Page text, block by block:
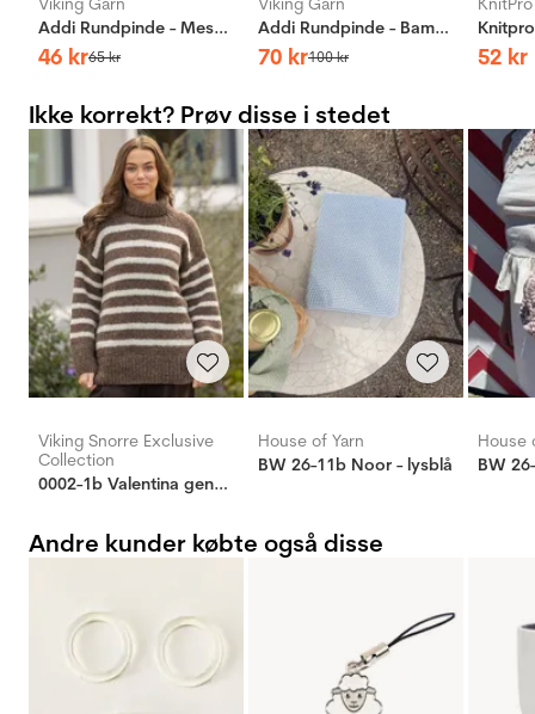
Addi Rundpinde - Messing
46 kr65kr
Addi Rundpinde - Bambus
70 kr100kr 52 kr
Ikke korrekt? Prøv disse i stedet
Viking Snorre Exclusive
Collection
0002-1b Valentina genser
House of Yarn
BW 26-11b Noor - lysblå
House
BW
Andre kunder købte også disse